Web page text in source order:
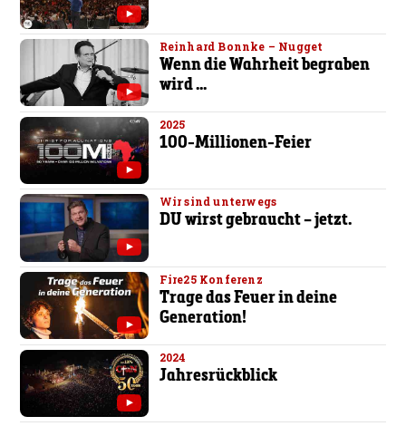
Reinhard Bonnke – Nugget
Wenn die Wahrheit begraben
wird ...
2025
100-Millionen-Feier
Wir sind unterwegs
DU wirst gebraucht – jetzt.
Fire25 Konferenz
Trage das Feuer in deine
Generation!
2024
Jahresrückblick